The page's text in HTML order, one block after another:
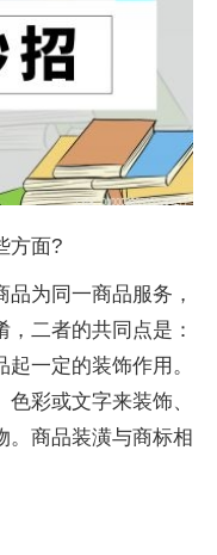
方面?
为同一商品服务，
二者的共同点是：
一定的装饰作用。
彩或文字来装饰、
。商品装潢与商标相